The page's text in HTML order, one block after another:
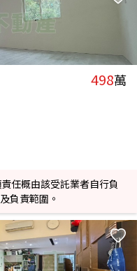
498萬
任概由該受託業者自行負
負責範圍。